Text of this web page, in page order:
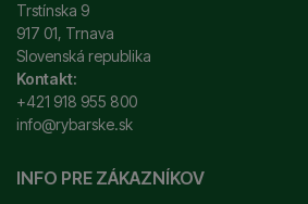
Trstínska 9
917 01, Trnava
Slovenská republika
Kontakt:
+421 918 955 800
info@rybarske.sk
INFO PRE ZÁKAZNÍKOV